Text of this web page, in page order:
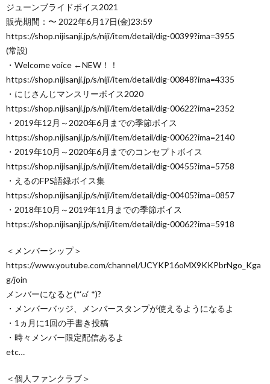
ジューンブライドボイス2021
販売期間：〜 2022年6月17日(金)23:59
https://shop.nijisanji.jp/s/niji/item/detail/dig-00399?ima=3955
(常設)
・Welcome voice ←NEW！！
https://shop.nijisanji.jp/s/niji/item/detail/dig-00848?ima=4335
・にじさんじマンスリーボイス2020
https://shop.nijisanji.jp/s/niji/item/detail/dig-00622?ima=2352
・2019年12月～2020年6月までの季節ボイス
https://shop.nijisanji.jp/s/niji/item/detail/dig-00062?ima=2140
・2019年10月～2020年6月までのコンセプトボイス
https://shop.nijisanji.jp/s/niji/item/detail/dig-00455?ima=5758
・えるのFPS語録ボイス集
https://shop.nijisanji.jp/s/niji/item/detail/dig-00405?ima=0857
・2018年10月～2019年11月までの季節ボイス
https://shop.nijisanji.jp/s/niji/item/detail/dig-00062?ima=5918
＜メンバーシップ＞
https://www.youtube.com/channel/UCYKP16oMX9KKPbrNgo_Kga
g/join
メンバーになると(*‘ω‘ *)?
・メンバーバッジ、メンバースタンプが使えるようになるよ
・1ヵ月に1回の手書き投稿
・時々メンバー限定配信あるよ
etc…
＜個人ファンクラブ＞